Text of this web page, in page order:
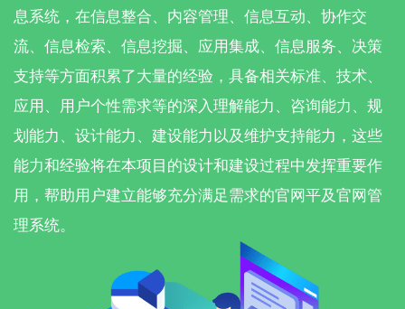
息系统，在信息整合、内容管理、信息互动、协作交
流、信息检索、信息挖掘、应用集成、信息服务、决策
支持等方面积累了大量的经验，具备相关标准、技术、
应用、用户个性需求等的深入理解能力、咨询能力、规
划能力、设计能力、建设能力以及维护支持能力，这些
能力和经验将在本项目的设计和建设过程中发挥重要作
用，帮助用户建立能够充分满足需求的官网平及官网管
理系统。